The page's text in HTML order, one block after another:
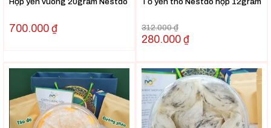
700.000 ₫ 312.000₫
280.000 ₫